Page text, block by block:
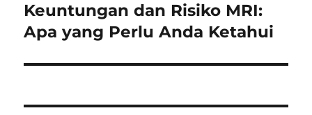
Next
post:
Keuntungan dan Risiko MRI:
Apa yang Perlu Anda Ketahui